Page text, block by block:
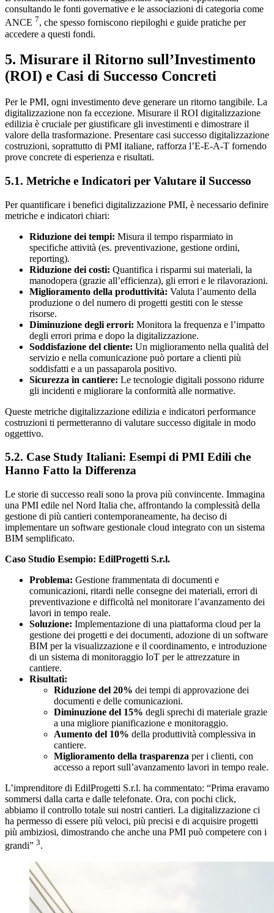
consultando le fonti governative e le associazioni di categoria come
ANCE 7, che spesso forniscono riepiloghi e guide pratiche per
accedere a questi fondi.
5. Misurare il Ritorno sull’Investimento
(ROI) e Casi di Successo Concreti
Per le PMI, ogni investimento deve generare un ritorno tangibile. La
digitalizzazione non fa eccezione. Misurare il ROI digitalizzazione
edilizia è cruciale per giustificare gli investimenti e dimostrare il
valore della trasformazione. Presentare casi successo digitalizzazione
costruzioni, soprattutto di PMI italiane, rafforza l’E-E-A-T fornendo
prove concrete di esperienza e risultati.
5.1. Metriche e Indicatori per Valutare il Successo
Per quantificare i benefici digitalizzazione PMI, è necessario definire
metriche e indicatori chiari:
Riduzione dei tempi: Misura il tempo risparmiato in
specifiche attività (es. preventivazione, gestione ordini,
reporting).
Riduzione dei costi: Quantifica i risparmi sui materiali, la
manodopera (grazie all’efficienza), gli errori e le rilavorazioni.
Miglioramento della produttività: Valuta l’aumento della
produzione o del numero di progetti gestiti con le stesse
risorse.
Diminuzione degli errori: Monitora la frequenza e l’impatto
degli errori prima e dopo la digitalizzazione.
Soddisfazione del cliente: Un miglioramento nella qualità del
servizio e nella comunicazione può portare a clienti più
soddisfatti e a un passaparola positivo.
Sicurezza in cantiere: Le tecnologie digitali possono ridurre
gli incidenti e migliorare la conformità alle normative.
Queste metriche digitalizzazione edilizia e indicatori performance
costruzioni ti permetteranno di valutare successo digitale in modo
oggettivo.
5.2. Case Study Italiani: Esempi di PMI Edili che
Hanno Fatto la Differenza
Le storie di successo reali sono la prova più convincente. Immagina
una PMI edile nel Nord Italia che, affrontando la complessità della
gestione di più cantieri contemporaneamente, ha deciso di
implementare un software gestionale cloud integrato con un sistema
BIM semplificato.
Caso Studio Esempio: EdilProgetti S.r.l.
Problema: Gestione frammentata di documenti e
comunicazioni, ritardi nelle consegne dei materiali, errori di
preventivazione e difficoltà nel monitorare l’avanzamento dei
lavori in tempo reale.
Soluzione: Implementazione di una piattaforma cloud per la
gestione dei progetti e dei documenti, adozione di un software
BIM per la visualizzazione e il coordinamento, e introduzione
di un sistema di monitoraggio IoT per le attrezzature in
cantiere.
Risultati:
Riduzione del 20% dei tempi di approvazione dei
documenti e delle comunicazioni.
Diminuzione del 15% degli sprechi di materiale grazie
a una migliore pianificazione e monitoraggio.
Aumento del 10% della produttività complessiva in
cantiere.
Miglioramento della trasparenza per i clienti, con
accesso a report sull’avanzamento lavori in tempo reale.
L’imprenditore di EdilProgetti S.r.l. ha commentato: “Prima eravamo
sommersi dalla carta e dalle telefonate. Ora, con pochi click,
abbiamo il controllo totale sui nostri cantieri. La digitalizzazione ci
ha permesso di essere più veloci, più precisi e di acquisire progetti
più ambiziosi, dimostrando che anche una PMI può competere con i
grandi” 3.